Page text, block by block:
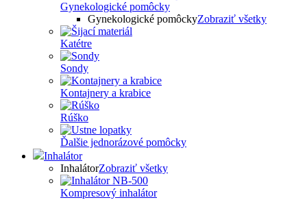
Gynekologické pomôcky
Gynekologické pomôckyZobraziť všetky
Katétre
Sondy
Kontajnery a krabice
Rúško
Ďalšie jednorázové pomôcky
Inhalátor
InhalátorZobraziť všetky
Kompresový inhalátor